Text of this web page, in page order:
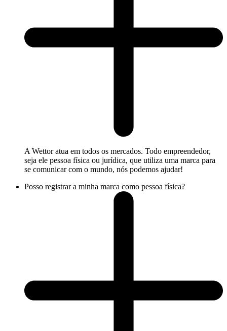
A Wettor atua em todos os mercados. Todo empreendedor,
seja ele pessoa física ou jurídica, que utiliza uma marca para
se comunicar com o mundo, nós podemos ajudar!
Posso registrar a minha marca como pessoa física?